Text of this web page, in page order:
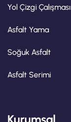
Yol Çizgi Çalışması
Asfalt Yama
Soğuk Asfalt
Asfalt Serimi